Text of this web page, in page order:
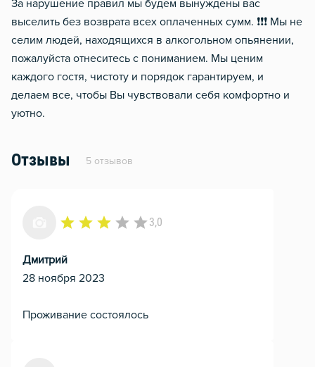
За нарушение правил мы будем вынуждены вас
выселить без возврата всех оплаченных сумм. ❗❗❗ Мы не
селим людей, находящихся в алкогольном опьянении,
пожалуйста отнеситесь с пониманием. Мы ценим
каждого гостя, чистоту и порядок гарантируем, и
делаем все, чтобы Вы чувствовали себя комфортно и
уютно.
Отзывы 5 отзывов
3,0
Дмитрий
28 ноября 2023
Проживание состоялось